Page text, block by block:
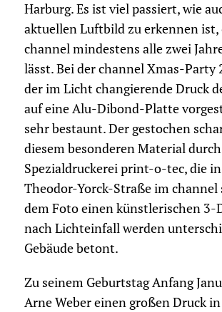
Harburg. Es ist viel passiert, wie
aktuellen Luftbild zu erkennen ist,
channel mindestens alle zwei
lässt. Bei der channel Xmas-Party
der im Licht changierende Druck
auf eine Alu-Dibond-Platte
sehr bestaunt. Der gestochen
diesem besonderen Material
Spezialdruckerei print-o-tec, die
Theodor-Yorck-Straße im
dem Foto einen künstlerischen 3-
nach Lichteinfall werden
Gebäude betont.
Zu seinem Geburtstag Anfang
Arne Weber einen großen Druck